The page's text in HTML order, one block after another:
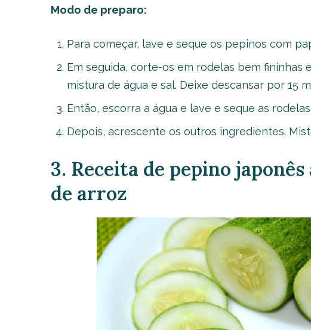
Modo de preparo:
Para começar, lave e seque os pepinos com
Em seguida, corte-os em rodelas bem fininhas
mistura de água e sal. Deixe descansar por 15
Então, escorra a água e lave e seque as
Depois, acrescente os outros ingredientes.
3. Receita de pepino
de arroz